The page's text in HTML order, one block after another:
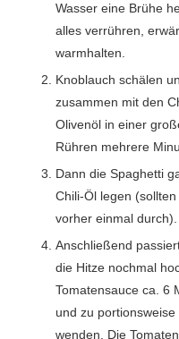
Wasser eine Brühe
alles verrühren,
warmhalten.
Knoblauch schälen und fein hacken, dann Knoblauch
zusammen mit den
Olivenöl in einer
Rühren mehrere
Dann die Spaghetti ganz in die Pfanne ins Knoblauch-
Chili-Öl legen
vorher einmal
Anschließend passierte Tomaten in die Pfanne geben,
die Hitze nochmal
Tomatensauce ca. 6
und zu
wenden. Die